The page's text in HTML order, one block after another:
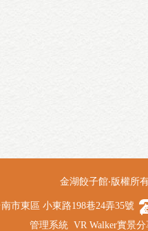
金湖餃子館‧版權所
市東區 小東路198巷24弄35號
管理系統 VR Walker實景分